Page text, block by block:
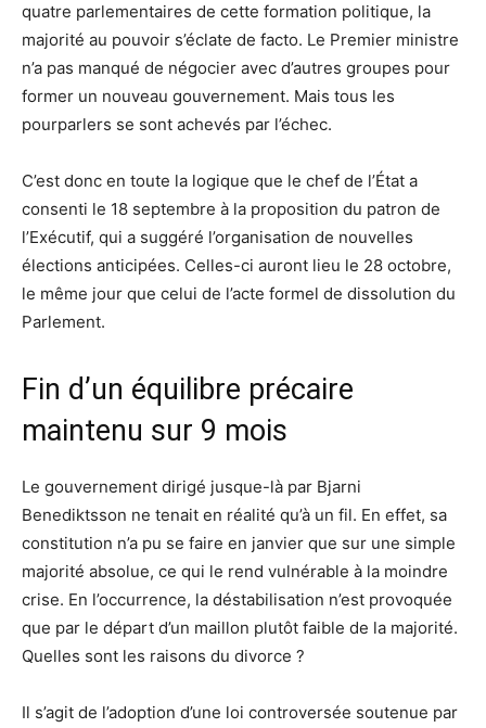
quatre parlementaires de cette formation politique, la
majorité au pouvoir s’éclate de facto. Le Premier ministre
n’a pas manqué de négocier avec d’autres groupes pour
former un nouveau gouvernement. Mais tous les
pourparlers se sont achevés par l’échec.
C’est donc en toute la logique que le chef de l’État a
consenti le 18 septembre à la proposition du patron de
l’Exécutif, qui a suggéré l’organisation de nouvelles
élections anticipées. Celles-ci auront lieu le 28 octobre,
le même jour que celui de l’acte formel de dissolution du
Parlement.
Fin d’un équilibre précaire
maintenu sur 9 mois
Le gouvernement dirigé jusque-là par Bjarni
Benediktsson ne tenait en réalité qu’à un fil. En effet, sa
constitution n’a pu se faire en janvier que sur une simple
majorité absolue, ce qui le rend vulnérable à la moindre
crise. En l’occurrence, la déstabilisation n’est provoquée
que par le départ d’un maillon plutôt faible de la majorité.
Quelles sont les raisons du divorce ?
Il s’agit de l’adoption d’une loi controversée soutenue par